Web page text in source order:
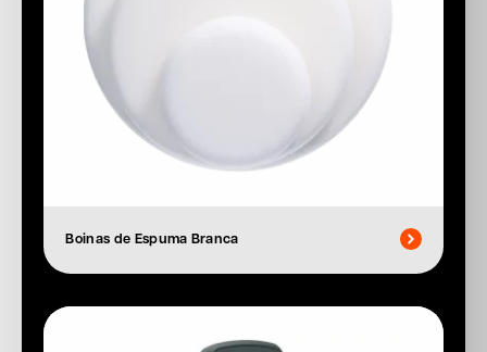
Boinas de Espuma Branca